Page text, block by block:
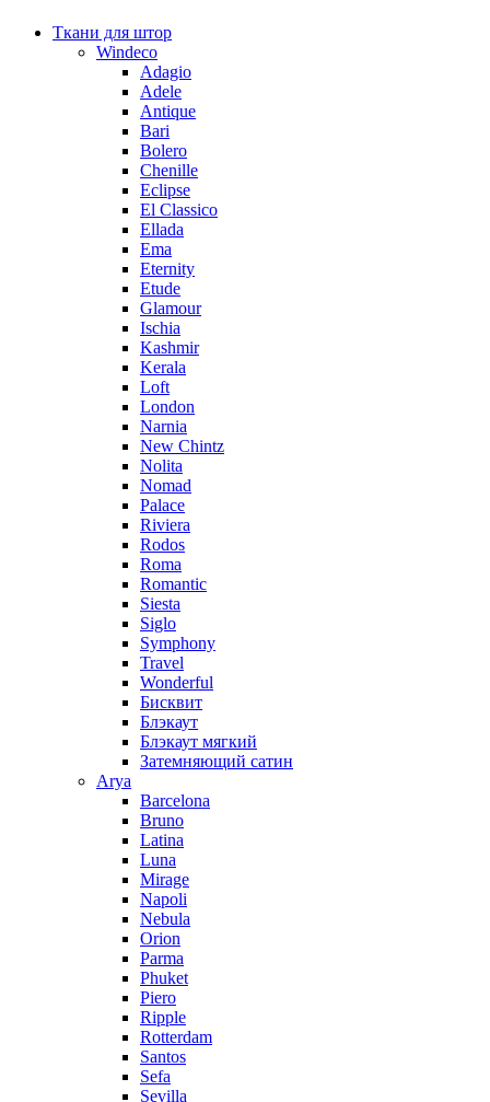
Ткани для штор
Windeco
Adagio
Adele
Antique
Bari
Bolero
Chenille
Eclipse
El Classico
Ellada
Ema
Eternity
Etude
Glamour
Ischia
Kashmir
Kerala
Loft
London
Narnia
New Chintz
Nolita
Nomad
Palace
Riviera
Rodos
Roma
Romantic
Siesta
Siglo
Symphony
Travel
Wonderful
Бисквит
Блэкаут
Блэкаут мягкий
Затемняющий сатин
Arya
Barcelona
Bruno
Latina
Luna
Mirage
Napoli
Nebula
Orion
Parma
Phuket
Piero
Ripple
Rotterdam
Santos
Sefa
Sevilla